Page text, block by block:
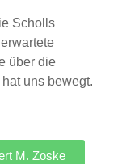
Scholls
über die
uns bewegt.
M. Zoske